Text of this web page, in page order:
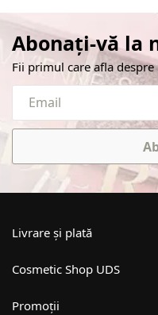
Abonați-vă la
Fii primul care afla
Livrare și plată
Cosmetic Shop UDS
Promoții